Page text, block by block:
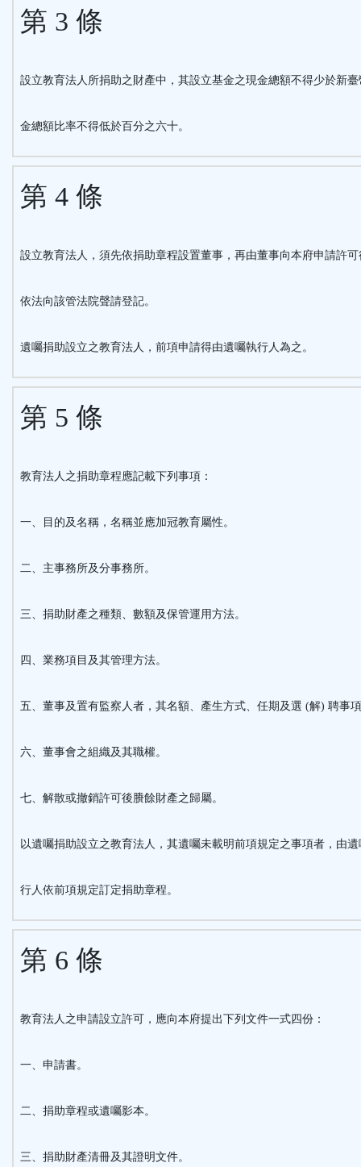
第 3 條
設立教育法人所捐助之財產中，其設立基金之現金總額不得少於新
金總額比率不得低於百分之六十。
第 4 條
設立教育法人，須先依捐助章程設置董事，再由董事向本府申請許可
依法向該管法院聲請登記。
遺囑捐助設立之教育法人，前項申請得由遺囑執行人為之。
第 5 條
教育法人之捐助章程應記載下列事項：
一、目的及名稱，名稱並應加冠教育屬性。
二、主事務所及分事務所。
三、捐助財產之種類、數額及保管運用方法。
四、業務項目及其管理方法。
五、董事及置有監察人者，其名額、產生方式、任期及選 (解) 聘事
六、董事會之組織及其職權。
七、解散或撤銷許可後賸餘財產之歸屬。
以遺囑捐助設立之教育法人，其遺囑未載明前項規定之事項者，由
行人依前項規定訂定捐助章程。
第 6 條
教育法人之申請設立許可，應向本府提出下列文件一式四份：
一、申請書。
二、捐助章程或遺囑影本。
三、捐助財產清冊及其證明文件。